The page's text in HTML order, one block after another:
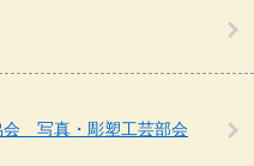
写真・彫塑工芸部会